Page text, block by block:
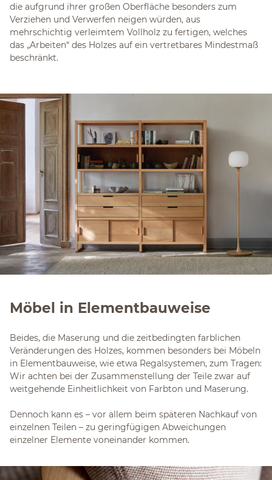
die aufgrund ihrer großen Oberfläche besonders zum
Verziehen und Verwerfen neigen würden, aus
mehrschichtig verleimtem Vollholz zu fertigen, welches
das „Arbeiten“ des Holzes auf ein vertretbares Mindestmaß
beschränkt.
Möbel in Elementbauweise
Beides, die Maserung und die zeitbedingten farblichen
Veränderungen des Holzes, kommen besonders bei Möbeln
in Elementbauweise, wie etwa Regalsystemen, zum Tragen:
Wir achten bei der Zusammenstellung der Teile zwar auf
weitgehende Einheitlichkeit von Farbton und Maserung.
Dennoch kann es – vor allem beim späteren Nachkauf von
einzelnen Teilen – zu geringfügigen Abweichungen
einzelner Elemente voneinander kommen.